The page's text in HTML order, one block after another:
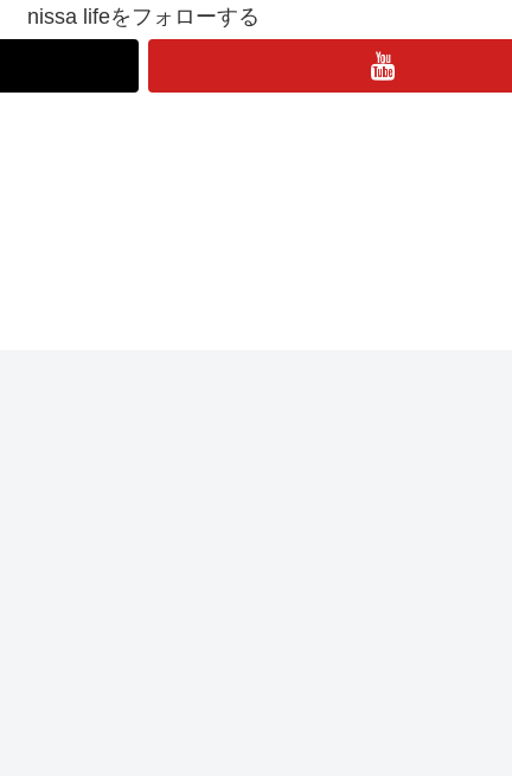
nissa lifeをフォローする